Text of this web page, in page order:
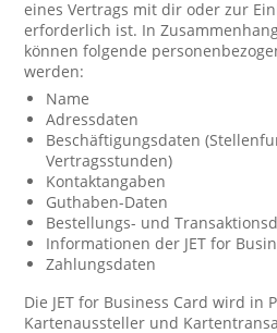
eines Vertrags mit dir oder zur
erforderlich ist. In
können folgende
werden:
Name
Adressdaten
Beschäftigungsdaten
Vertragsstunden)
Kontaktangaben
Guthaben-Daten
Bestellungs- und
Informationen der JET for
Zahlungsdaten
Die JET for Business Card wird in
Kartenaussteller und